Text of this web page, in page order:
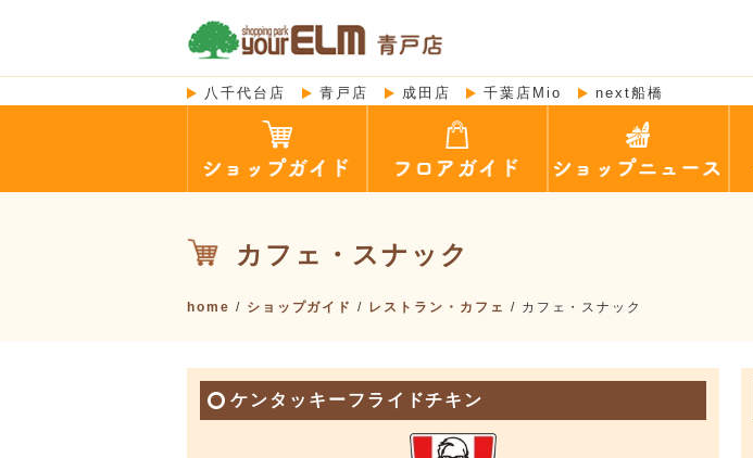
八千代台店 青戸店 成田店 千葉店Mio next船橋
カフェ・スナック
home / ショップガイド / レストラン・カフェ / カフェ・スナック
ケンタッキーフライドチキン